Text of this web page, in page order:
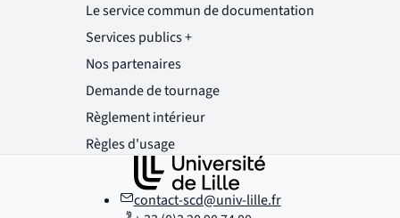
Le service commun de documentation
Services publics +
(nouvelle fenêtre)
Nos partenaires
Demande de tournage
(nouvelle fenêtre)
Règlement intérieur
(nouvelle fenêtre)
Règles d'usage
(nouvelle fenêtre)
contact-scd@univ-lille.fr